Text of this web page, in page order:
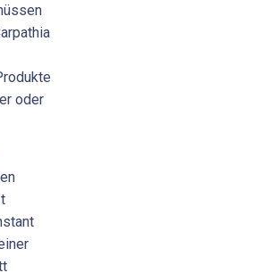
oder